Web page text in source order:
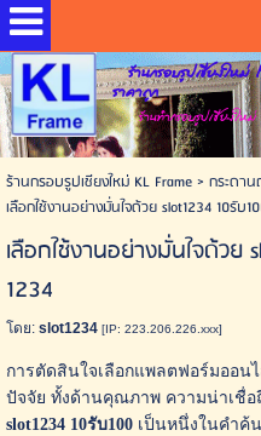
ร้านกรอบรูปเชียงให
ราคาถูก
ร้านทำกรอบรูปเชียงใหม่
ร้านกรอบรูปเชียงใหม่ KL Frame> กระดา
เลือกใช้งานอย่างมั่นใจด้วย slot1234 10รับ
เลือกใช้งานอย่างมั่นใจด้วย
1234
โดย:slot1234 [IP: 223.206.226.xxx]
การตัดสินใจเลือกแพลตฟอร์มออน
ปัจจัย ทั้งด้านคุณภาพ ความน่าเชื่
slot1234 10รับ100เป็นหนึ่งในคำค้